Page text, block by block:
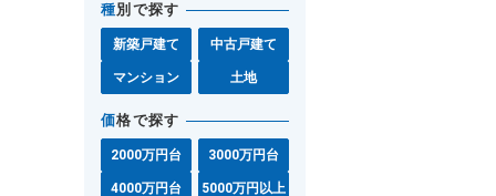
種別で探す
新築戸建て 中古戸建て
マンション 土地
価格で探す
2000万円台 3000万円台
4000万円台 5000万円以上